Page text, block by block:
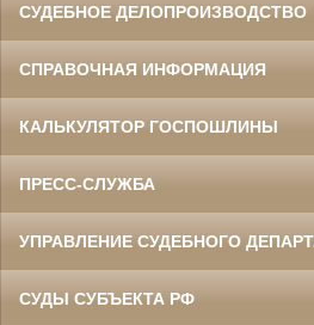
СУДЕБНОЕ ДЕЛОПРОИЗВОДСТВО
СПРАВОЧНАЯ ИНФОРМАЦИЯ
КАЛЬКУЛЯТОР ГОСПОШЛИНЫ
ПРЕСС-СЛУЖБА
УПРАВЛЕНИЕ СУДЕБНОГО
СУДЫ СУБЪЕКТА РФ